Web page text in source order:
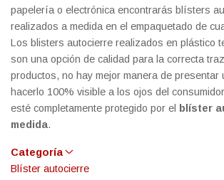
papelería o electrónica encontrarás blísters
realizados a medida en el empaquetado de
Los blisters autocierre realizados en plástico
son una opción de calidad para la correcta
productos, no hay mejor manera de presentar
hacerlo 100% visible a los ojos del
esté completamente protegido por el
blíster
medida.
Categoría
Blíster autocierre